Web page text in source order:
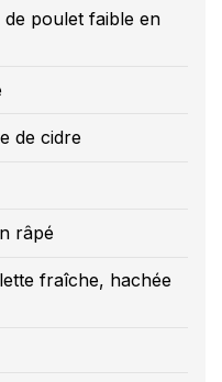
poulet faible en
de cidre
râpé
fraîche, hachée